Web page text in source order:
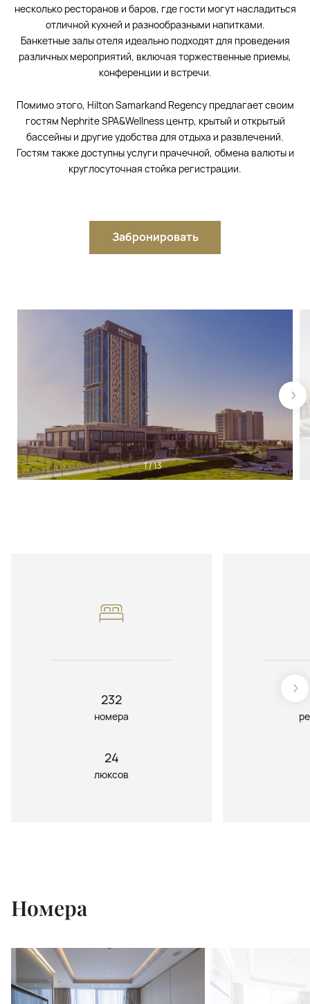
несколько ресторанов и баров, где гости могут насладиться
отличной кухней и разнообразными напитками.
Банкетные залы отеля идеально подходят для проведения
различных мероприятий, включая торжественные приемы,
конференции и встречи.
Помимо этого, Hilton Samarkand Regency предлагает своим
гостям Nephrite SPA&Wellness центр, крытый и открытый
бассейны и другие удобства для отдыха и развлечений.
Гостям также доступны услуги прачечной, обмена валюты и
круглосуточная стойка регистрации.
Забронировать
1/13
232
номера
24
люксов
Номера